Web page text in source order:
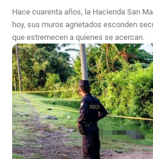
Hace cuarenta años, la Hacienda San
hoy, sus muros agrietados esconden
que estremecen a quienes se acercan.